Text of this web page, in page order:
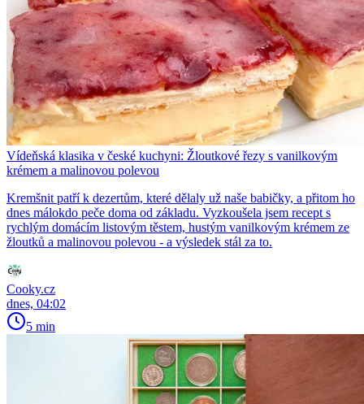
Vídeňská klasika v české kuchyni: Žloutkové řezy s vanilkovým
krémem a malinovou polevou
Kremšnit patří k dezertům, které dělaly už naše babičky, a přitom ho
dnes málokdo peče doma od základu. Vyzkoušela jsem recept s
rychlým domácím listovým těstem, hustým vanilkovým krémem ze
žloutků a malinovou polevou - a výsledek stál za to.
Cooky.cz
dnes, 04:02
5 min